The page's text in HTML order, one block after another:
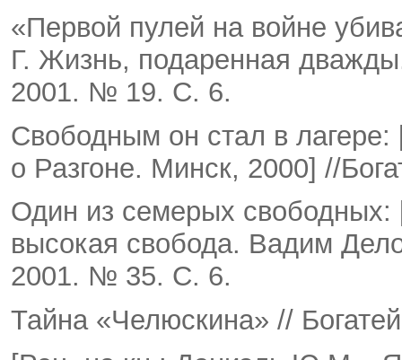
«Первой пулей на войне
Г. Жизнь, подаренная
2001. № 19. С. 6.
Свободным он стал в
о Разгоне. Минск, 2000] //
Один из семерых
высокая свобода. Вадим
2001. № 35. С. 6.
Тайна «Челюскина» //